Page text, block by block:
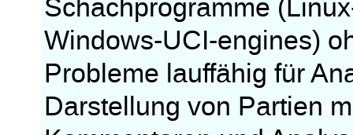
Schachprogramme
Windows-UCI-engines)
Probleme lauffähig für
Darstellung von Partien